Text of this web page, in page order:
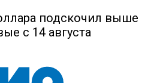
подскочил выше
с 14 августа